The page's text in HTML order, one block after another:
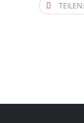
TEILEN: